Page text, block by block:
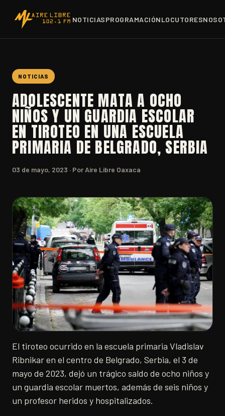
NOTICIASPROGRAMACIÓNLOCUTORES
NOTICIAS
ADOLESCENTE MATA A OCHO
NIÑOS Y UN GUARDIA ESCOLAR
EN TIROTEO EN UNA ESCUELA
PRIMARIA DE BELGRADO, SERBIA
03 de mayo, 2023 · Por Aire Libre Oaxaca
El tiroteo ocurrido en la escuela primaria Vladislav
Ribnikar en el centro de Belgrado, Serbia, el 3 de
mayo de 2023, dejó un trágico saldo de ocho niños y
un guardia escolar muertos, además de seis niños y
un profesor heridos y hospitalizados.